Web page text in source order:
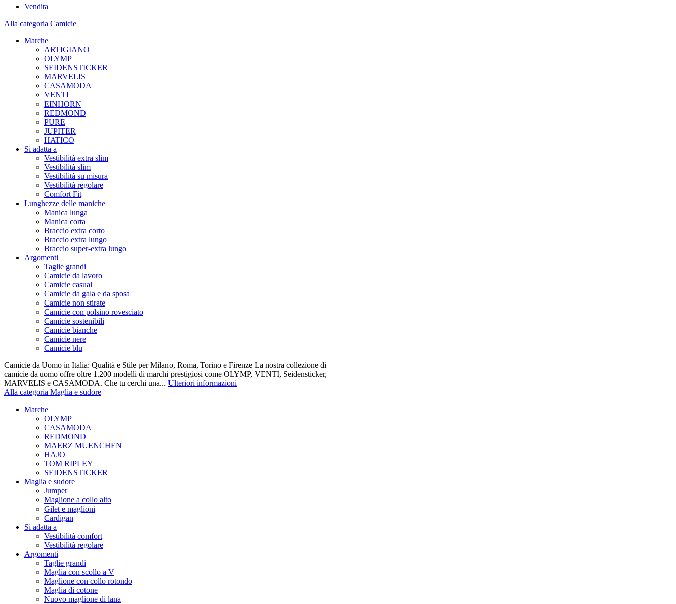
Vendita
Alla categoria Camicie
Marche
ARTIGIANO
OLYMP
SEIDENSTICKER
MARVELIS
CASAMODA
VENTI
EINHORN
REDMOND
PURE
JUPITER
HATICO
Si adatta a
Vestibilità extra slim
Vestibilità slim
Vestibilità su misura
Vestibilità regolare
Comfort Fit
Lunghezze delle maniche
Manica lunga
Manica corta
Braccio extra corto
Braccio extra lungo
Braccio super-extra lungo
Argomenti
Taglie grandi
Camicie da lavoro
Camicie casual
Camicie da gala e da sposa
Camicie non stirate
Camicie con polsino rovesciato
Camicie sostenibili
Camicie bianche
Camicie nere
Camicie blu
Camicie da Uomo in Italia: Qualità e Stile per Milano, Roma, Torino e Firenze La nostra collezione di
camicie da uomo offre oltre 1.200 modelli di marchi prestigiosi come OLYMP, VENTI, Seidensticker,
MARVELIS e CASAMODA. Che tu cerchi una... Ulteriori informazioni
Alla categoria Maglia e sudore
Marche
OLYMP
CASAMODA
REDMOND
MAERZ MUENCHEN
HAJO
TOM RIPLEY
SEIDENSTICKER
Maglia e sudore
Jumper
Maglione a collo alto
Gilet e maglioni
Cardigan
Si adatta a
Vestibilità comfort
Vestibilità regolare
Argomenti
Taglie grandi
Maglia con scollo a V
Maglione con collo rotondo
Maglia di cotone
Nuovo maglione di lana